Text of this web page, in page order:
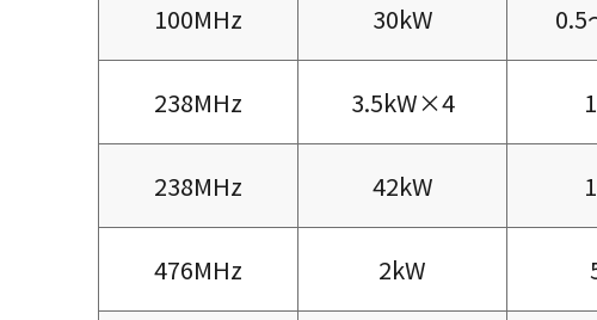
100MHz 30kW 0.5
238MHz 3.5kW×4
238MHz 42kW
476MHz 2kW